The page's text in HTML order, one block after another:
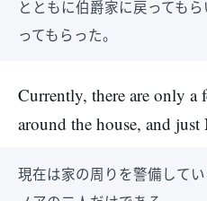
とともに伯爵家に戻っても
ってもらった。
Currently, there are only a
around the house, and just
現在は家の周りを警備して